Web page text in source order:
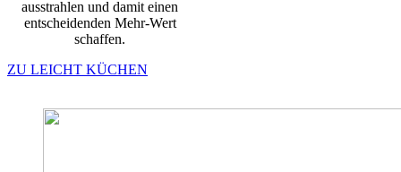
ausstrahlen und damit einen
entscheidenden Mehr-Wert
schaffen.
ZU LEICHT KÜCHEN